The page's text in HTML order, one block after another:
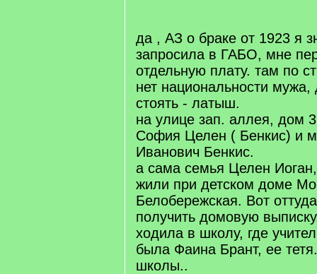
да , АЗ о браке от 1923 я
запросила в ГАБО, мне
отдельную плату. там по
нет национальности
стоять - латыш.
на улице зап. аллея, дом
София Целен ( Бенкис) и
Иванович Бенкис.
а сама семья Целен
жили при детском доме
Белобережская. Вот
получить домовую
ходила в школу, где
была Фаина Брант, ее
школы..